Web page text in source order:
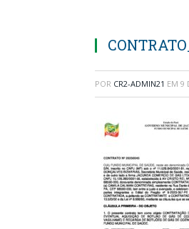
POR CR2-ADMIN21 EM 9